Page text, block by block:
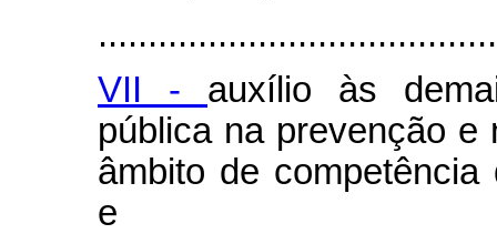
VII - auxílio às
pública na prevenção e
âmbito de
e